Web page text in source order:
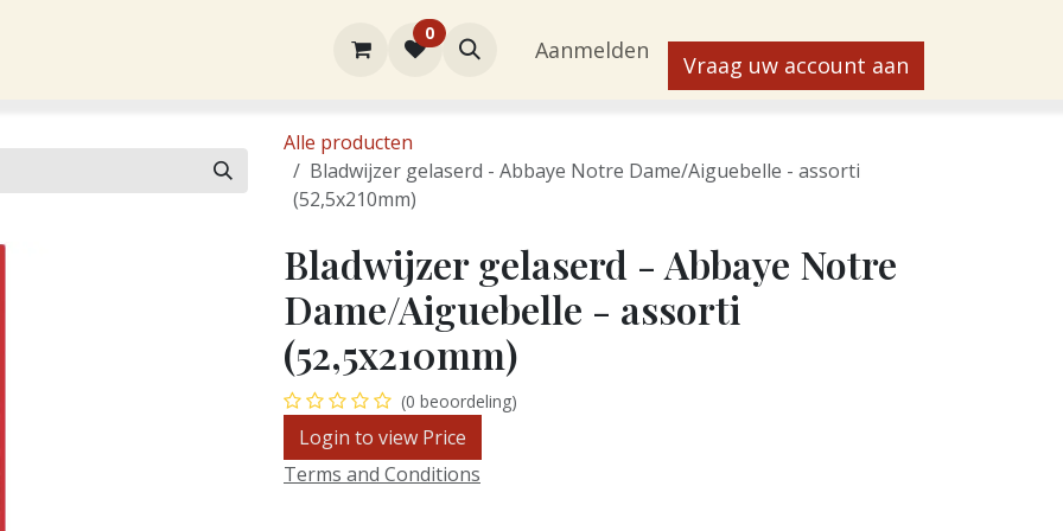
Contact
0
Aanmelden
Vraag uw account aan
Alle producten
Bladwijzer gelaserd - Abbaye Notre Dame/Aiguebelle - assorti
(52,5x210mm)
Bladwijzer gelaserd - Abbaye Notre
Dame/Aiguebelle - assorti
(52,5x210mm)
(0 beoordeling)
Login to view Price
Terms and Conditions